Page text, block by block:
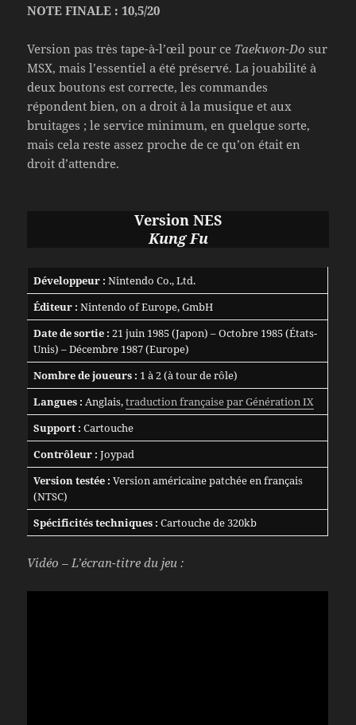
NOTE FINALE : 10,5/20
Version pas très tape-à-l’œil pour ce Taekwon-Do sur
MSX, mais l’essentiel a été préservé. La jouabilité à
deux boutons est correcte, les commandes
répondent bien, on a droit à la musique et aux
bruitages ; le service minimum, en quelque sorte,
mais cela reste assez proche de ce qu’on était en
droit d’attendre.
Version NES
Kung Fu
Développeur : Nintendo Co., Ltd.
Éditeur : Nintendo of Europe, GmbH
Date de sortie : 21 juin 1985 (Japon) – Octobre 1985 (États-
Unis) – Décembre 1987 (Europe)
Nombre de joueurs : 1 à 2 (à tour de rôle)
Langues : Anglais,traduction française par Génération IX
Support : Cartouche
Contrôleur : Joypad
Version testée : Version américaine patchée en français
(NTSC)
Spécificités techniques : Cartouche de 320kb
Vidéo – L’écran-titre du jeu :